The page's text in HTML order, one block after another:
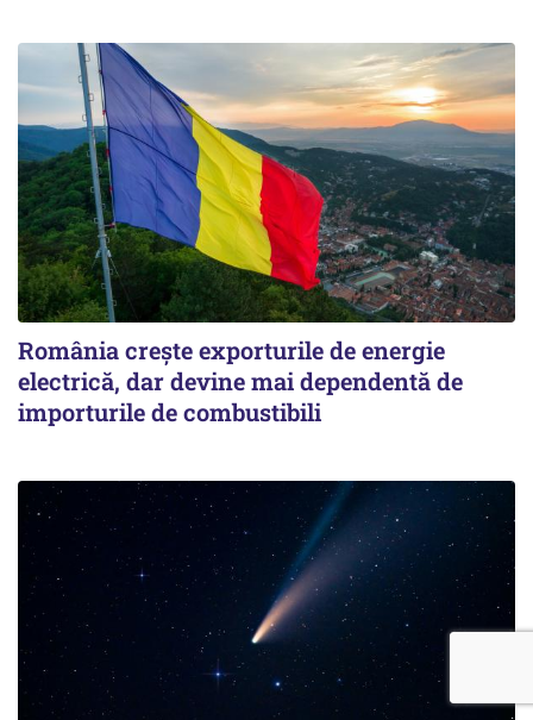
România crește exporturile de energie
electrică, dar devine mai dependentă de
importurile de combustibili